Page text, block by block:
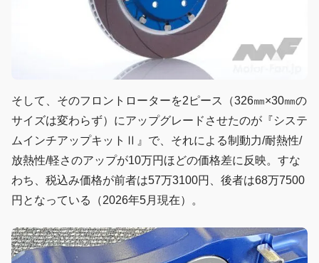
そして、そのフロントローターを2ピース（326㎜×30㎜の
サイズは変わらず）にアップグレードさせたのが『システ
ムインチアップキットⅡ』で、それによる制動力/耐熱性/
放熱性/軽さのアップが10万円ほどの価格差に反映。すな
わち、税込み価格が前者は57万3100円、後者は68万7500
円となっている（2026年5月現在）。